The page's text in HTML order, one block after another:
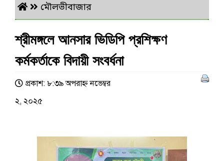
মৌলভীবাজার
শ্রীমঙ্গলে আনসার ভিডিপি প্রশিক্ষণ
কর্মকর্তাকে বিদায়ী সংবর্ধনা
প্রকাশ: ৮:৩৯ অপরাহ্ণ নভেম্বর
২, ২০২৫